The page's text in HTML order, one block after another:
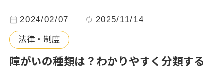
calendar_today 2024/02/07 autorenew 2025/11/14
法律・制度
障がいの種類は？わかりやすく分類する